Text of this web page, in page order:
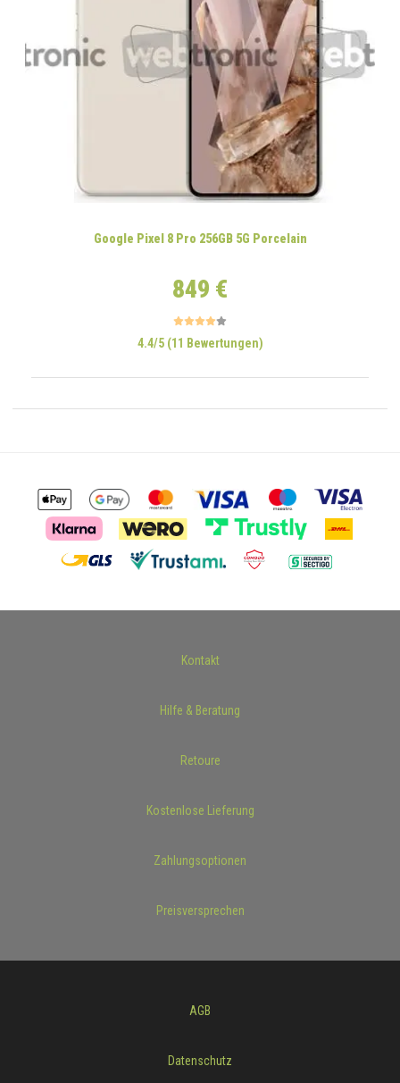
Google Pixel 8 Pro 256GB 5G Porcelain
849 €
4.4/5 (11 Bewertungen)
Kontakt
Hilfe & Beratung
Retoure
Kostenlose Lieferung
Zahlungsoptionen
Preisversprechen
AGB
Datenschutz